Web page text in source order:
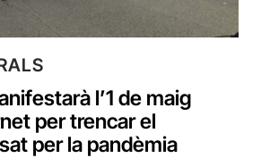
l’1 de maig
per trencar el
per la pandèmia